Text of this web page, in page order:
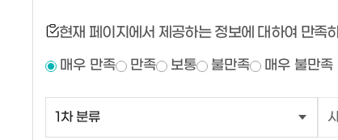
현재 페이지에서 제공하는 정보에 대하여 만족
매우 만족 만족 보통 불만족 매우 불만족